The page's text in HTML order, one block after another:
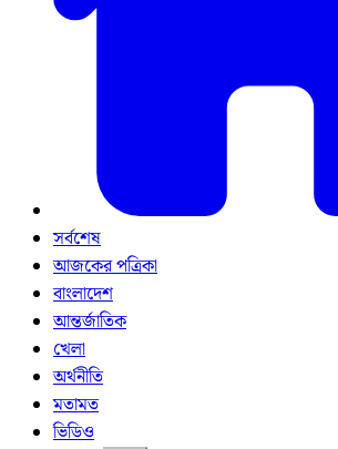
সর্বশেষ
আজকের পত্রিকা
বাংলাদেশ
আন্তর্জাতিক
খেলা
অর্থনীতি
মতামত
ভিডিও